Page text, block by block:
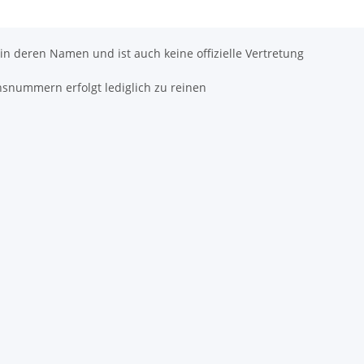
deren Namen und ist auch keine offizielle Vertretung
erfolgt lediglich zu reinen